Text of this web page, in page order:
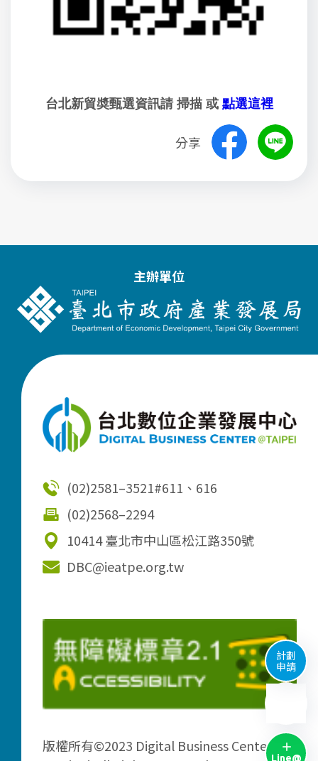
Line@
計劃
申請
台北新貿奬甄選資訊請 掃描 或 點選這裡
分享
主辦單位
(02)2581–3521#611、616
(02)2568–2294
10414 臺北市中山區松江路350號
DBC@ieatpe.org.tw
版權所有©2023 Digital Business Center